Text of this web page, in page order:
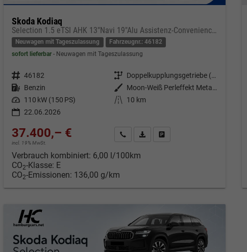
Skoda Kodiaq
Selection 1.5 eTSI AHK 13"Navi 19"Alu Assistenz-Convenience-WinterP
Neuwagen mit Tageszulassung
Fahrzeugnr.: 46182
sofort lieferbar
Neuwagen mit Tageszulassung
Fahrzeugnr. 46182 Getriebe
Doppelkupplungsgetriebe (DSG)
Kraftstoff Benzin Außenfarbe
Moon-Weiß Perleffekt Metallic
Leistung 110 kW (150 PS) Kilometerstand
10 km
22.06.2026
37.400,– €
incl. 19% MwSt.
Kontakt & Angebot anfordern
PDF-Datei, Fahrzeugexposé drucken
Verbrauch kombiniert: 6,00 l/100km
CO2-Klasse: E
CO2-Emissionen: 136,00 g/km